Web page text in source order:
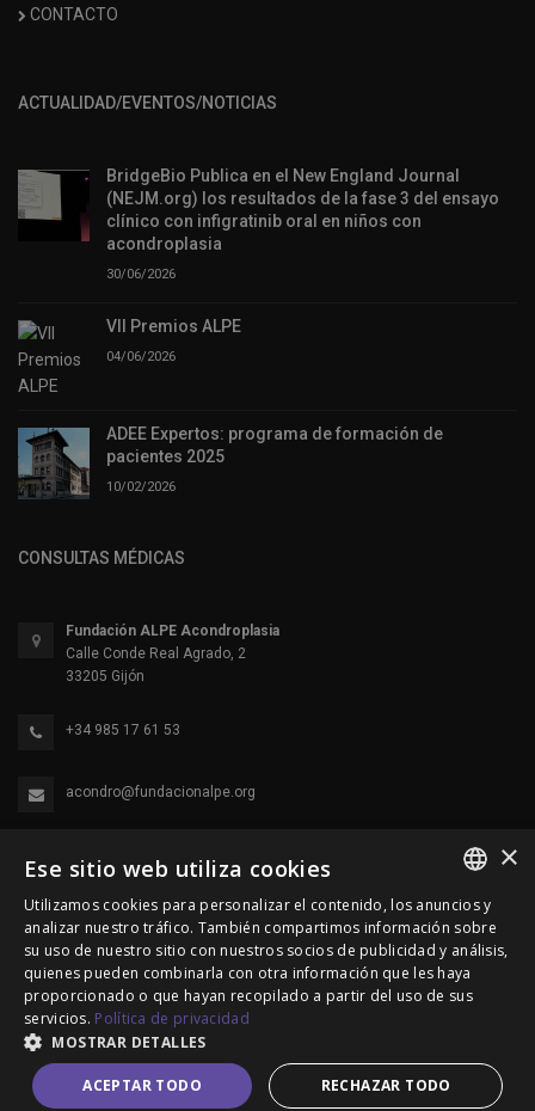
CONTACTO
ACTUALIDAD/EVENTOS/NOTICIAS
BridgeBio Publica en el New England Journal
(NEJM.org) los resultados de la fase 3 del ensayo
clínico con infigratinib oral en niños con
acondroplasia
30/06/2026
VII Premios ALPE
04/06/2026
ADEE Expertos: programa de formación de
pacientes 2025
10/02/2026
CONSULTAS MÉDICAS
Fundación ALPE Acondroplasia
Calle Conde Real Agrado, 2
33205 Gijón
+34 985 17 61 53
acondro@fundacionalpe.org
© 2000-2026 Fundación Alpe Acondroplasia. Reservados
todos los derechos.
Política de Privacidad |
SPANISH
ENGLISH
PORTUGUESE
×
Ese sitio web utiliza cookies
Utilizamos cookies para personalizar el contenido, los anuncios y
analizar nuestro tráfico. También compartimos información sobre
su uso de nuestro sitio con nuestros socios de publicidad y análisis,
quienes pueden combinarla con otra información que les haya
proporcionado o que hayan recopilado a partir del uso de sus
servicios. Política de privacidad
MOSTRAR DETALLES
ACEPTAR TODO RECHAZAR TODO